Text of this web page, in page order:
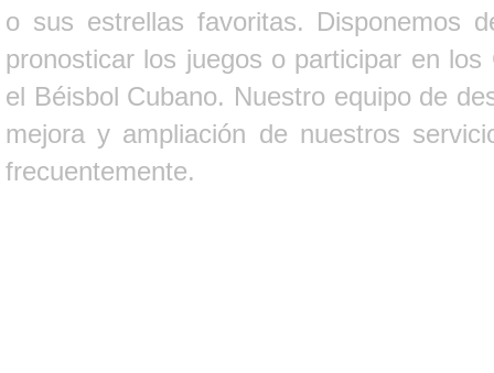
o sus estrellas favoritas. Disponemos
pronosticar los juegos o participar en
el Béisbol Cubano. Nuestro equipo de
mejora y ampliación de nuestros
frecuentemente.